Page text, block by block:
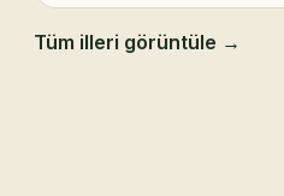
Tüm illeri görüntüle →